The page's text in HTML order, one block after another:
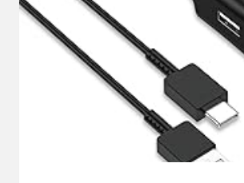
PORT
USB
LADEGERÄT,
CHARGER